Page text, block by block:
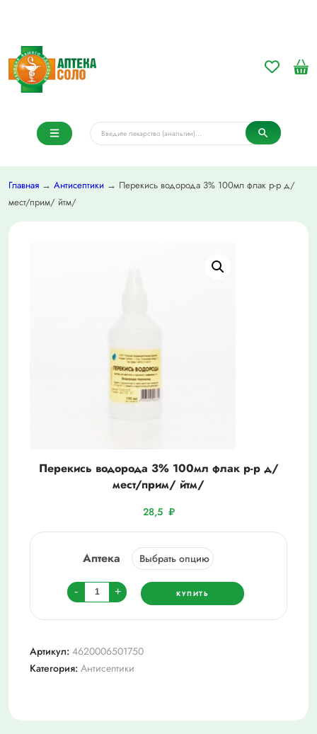
Главная → Антисептики → Перекись водорода 3% 100мл флак р-р д/
мест/прим/ йтм/
Перекись водорода 3% 100мл флак р-р д/
мест/прим/ йтм/
28,5 ₽
Аптека
-
Количество
товара
Перекись
3%
100мл
р
+ КУПИТЬ
Артикул: 4620006501750
Категория: Антисептики